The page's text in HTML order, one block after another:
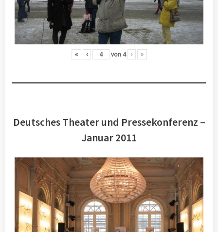
« ‹ von 4 › »
Deutsches Theater und Pressekonferenz –
Januar 2011